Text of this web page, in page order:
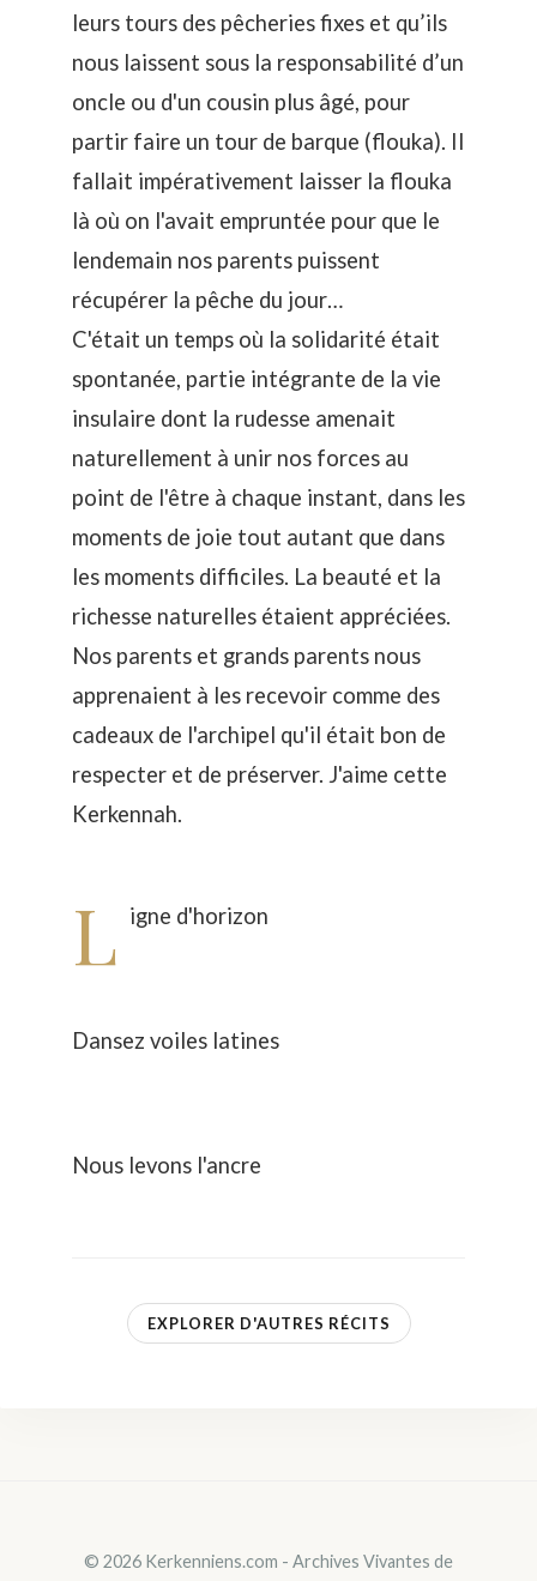
leurs tours des pêcheries fixes et qu’ils
nous laissent sous la responsabilité d’un
oncle ou d'un cousin plus âgé, pour
partir faire un tour de barque (flouka). Il
fallait impérativement laisser la flouka
là où on l'avait empruntée pour que le
lendemain nos parents puissent
récupérer la pêche du jour…
C'était un temps où la solidarité était
spontanée, partie intégrante de la vie
insulaire dont la rudesse amenait
naturellement à unir nos forces au
point de l'être à chaque instant, dans les
moments de joie tout autant que dans
les moments difficiles. La beauté et la
richesse naturelles étaient appréciées.
Nos parents et grands parents nous
apprenaient à les recevoir comme des
cadeaux de l'archipel qu'il était bon de
respecter et de préserver. J'aime cette
Kerkennah.
L igne d'horizon
Dansez voiles latines
Nous levons l'ancre
EXPLORER D'AUTRES RÉCITS
© 2026 Kerkenniens.com - Archives Vivantes de